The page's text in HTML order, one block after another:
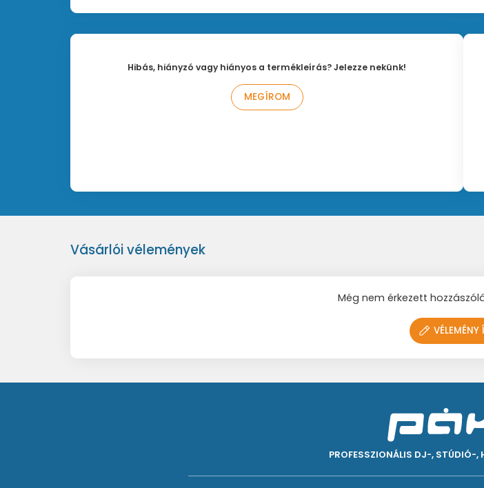
- Érzékenység: 4,4 mV/Pa
- Max. hangnyomásszint: 154 dB
- Impedancia: 275 Ohm
Hibás, hiányzó vagy hiányos a termékleírás? Jelezze nekünk!
MEGÍROM
Vásárlói vélemények
Még nem érkezett
VÉLEMÉNY
PROFESSZIONÁLIS DJ-, STÚDIÓ-,